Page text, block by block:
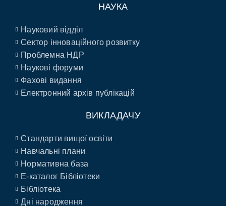
НАУКА
Науковий відділ
Сектор інноваційного розвитку
Проблемна НДР
Наукові форуми
Фахові видання
Електронний архів публікацій
ВИКЛАДАЧУ
Стандарти вищої освіти
Навчальні плани
Нормативна база
E-каталог Бібліотеки
Бібліотека
Дні народження